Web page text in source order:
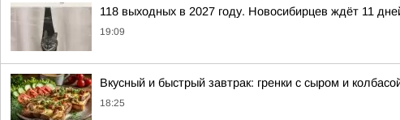
118 выходных в 2027 году. Новосибирцев ждёт 11
19:09
Вкусный и быстрый завтрак: гренки с сыром и
18:25